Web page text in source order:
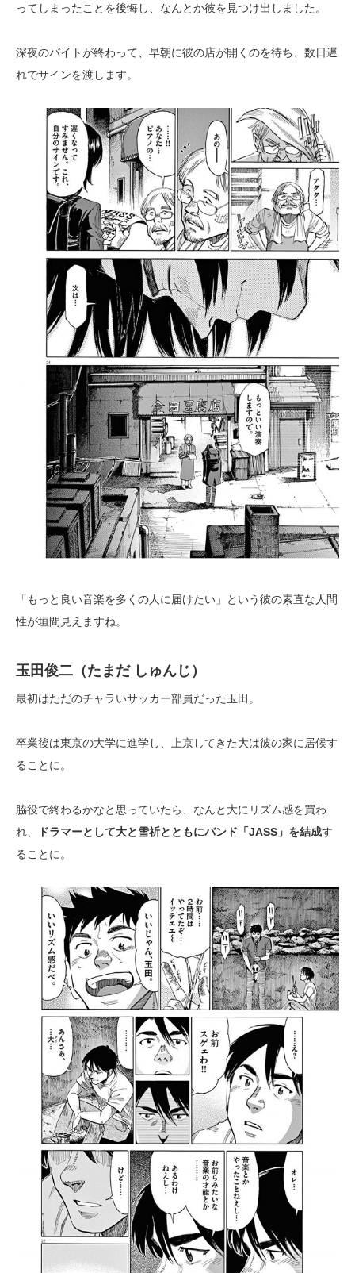
ってしまったことを後悔し、なんとか彼を見つけ出しました。
深夜のバイトが終わって、早朝に彼の店が開くのを待ち、数日遅
れでサインを渡します。
「もっと良い音楽を多くの人に届けたい」という彼の素直な人間
性が垣間見えますね。
玉田俊二（たまだ しゅんじ）
最初はただのチャラいサッカー部員だった玉田。
卒業後は東京の大学に進学し、上京してきた大は彼の家に居候す
ることに。
脇役で終わるかなと思っていたら、なんと大にリズム感を買わ
れ、
ドラマーとして大と雪祈とともにバンド「JASS」を結成す
ることに。